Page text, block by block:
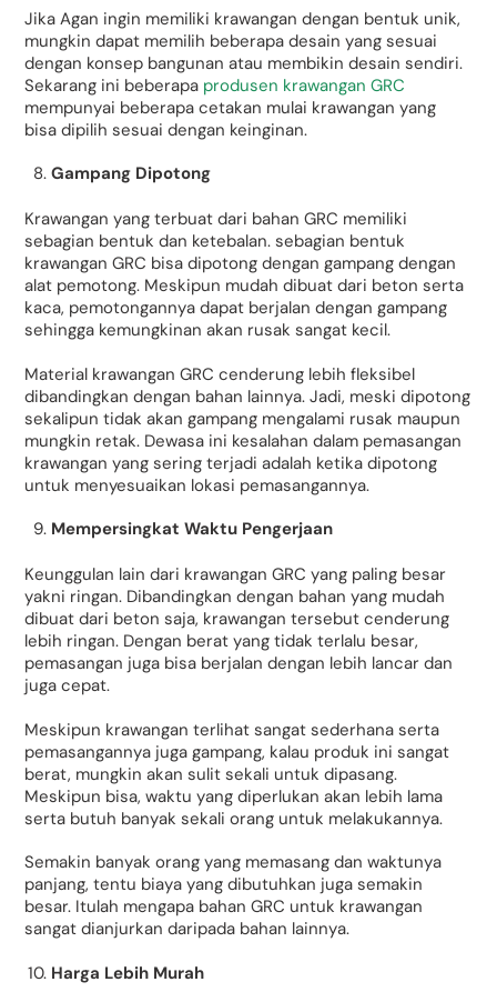
Jika Agan ingin memiliki krawangan dengan bentuk unik,
mungkin dapat memilih beberapa desain yang sesuai
dengan konsep bangunan atau membikin desain sendiri.
Sekarang ini beberapa produsen krawangan GRC
mempunyai beberapa cetakan mulai krawangan yang
bisa dipilih sesuai dengan keinginan.
Gampang Dipotong
Krawangan yang terbuat dari bahan GRC memiliki
sebagian bentuk dan ketebalan. sebagian bentuk
krawangan GRC bisa dipotong dengan gampang dengan
alat pemotong. Meskipun mudah dibuat dari beton serta
kaca, pemotongannya dapat berjalan dengan gampang
sehingga kemungkinan akan rusak sangat kecil.
Material krawangan GRC cenderung lebih fleksibel
dibandingkan dengan bahan lainnya. Jadi, meski dipotong
sekalipun tidak akan gampang mengalami rusak maupun
mungkin retak. Dewasa ini kesalahan dalam pemasangan
krawangan yang sering terjadi adalah ketika dipotong
untuk menyesuaikan lokasi pemasangannya.
Mempersingkat Waktu Pengerjaan
Keunggulan lain dari krawangan GRC yang paling besar
yakni ringan. Dibandingkan dengan bahan yang mudah
dibuat dari beton saja, krawangan tersebut cenderung
lebih ringan. Dengan berat yang tidak terlalu besar,
pemasangan juga bisa berjalan dengan lebih lancar dan
juga cepat.
Meskipun krawangan terlihat sangat sederhana serta
pemasangannya juga gampang, kalau produk ini sangat
berat, mungkin akan sulit sekali untuk dipasang.
Meskipun bisa, waktu yang diperlukan akan lebih lama
serta butuh banyak sekali orang untuk melakukannya.
Semakin banyak orang yang memasang dan waktunya
panjang, tentu biaya yang dibutuhkan juga semakin
besar. Itulah mengapa bahan GRC untuk krawangan
sangat dianjurkan daripada bahan lainnya.
Harga Lebih Murah